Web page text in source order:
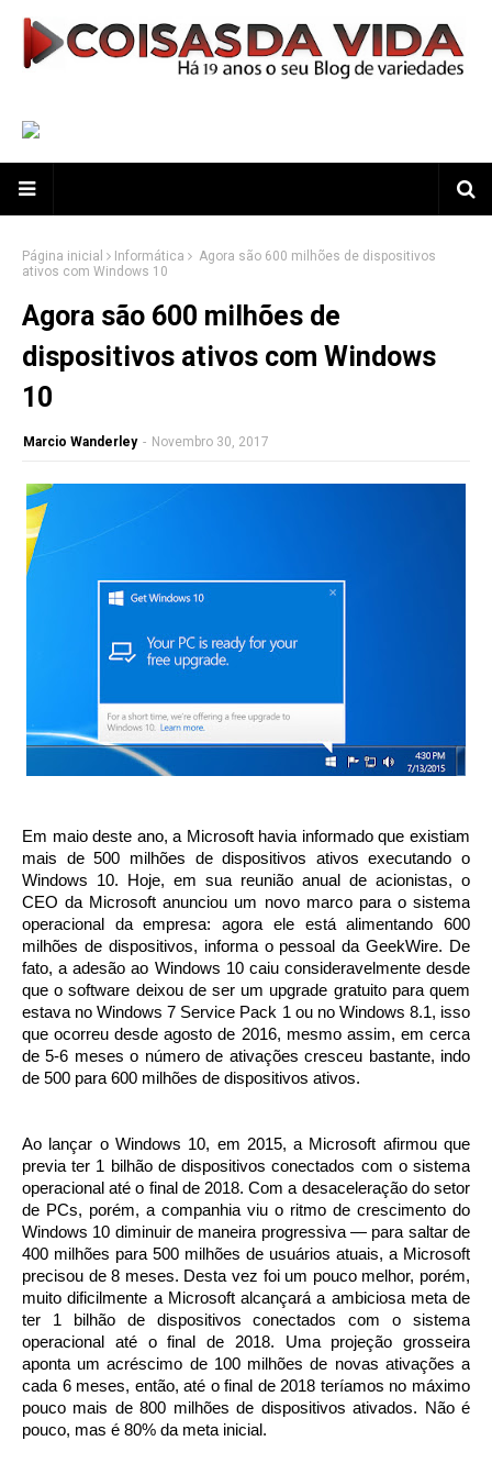
Página inicial Informática
Agora são 600 milhões de dispositivos
ativos com Windows 10
Agora são 600 milhões de
dispositivos ativos com Windows
10
Marcio Wanderley - Novembro 30, 2017
Em maio deste ano, a Microsoft havia informado que existiam
mais de 500 milhões de dispositivos ativos executando o
Windows 10. Hoje, em sua reunião anual de acionistas, o
CEO da Microsoft anunciou um novo marco para o sistema
operacional da empresa: agora ele está alimentando 600
milhões de dispositivos, informa o pessoal da GeekWire. De
fato, a adesão ao Windows 10 caiu consideravelmente desde
que o software deixou de ser um upgrade gratuito para quem
estava no Windows 7 Service Pack 1 ou no Windows 8.1, isso
que ocorreu desde agosto de 2016, mesmo assim, em cerca
de 5-6 meses o número de ativações cresceu bastante, indo
de 500 para 600 milhões de dispositivos ativos.
Ao lançar o Windows 10, em 2015, a Microsoft afirmou que
previa ter 1 bilhão de dispositivos conectados com o sistema
operacional até o final de 2018. Com a desaceleração do setor
de PCs, porém, a companhia viu o ritmo de crescimento do
Windows 10 diminuir de maneira progressiva — para saltar de
400 milhões para 500 milhões de usuários atuais, a Microsoft
precisou de 8 meses. Desta vez foi um pouco melhor, porém,
muito dificilmente a Microsoft alcançará a ambiciosa meta de
ter 1 bilhão de dispositivos conectados com o sistema
operacional até o final de 2018. Uma projeção grosseira
aponta um acréscimo de 100 milhões de novas ativações a
cada 6 meses, então, até o final de 2018 teríamos no máximo
pouco mais de 800 milhões de dispositivos ativados. Não é
pouco, mas é 80% da meta inicial.